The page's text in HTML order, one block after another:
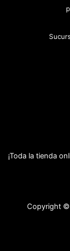
¡Toda la tienda
Copyright ©